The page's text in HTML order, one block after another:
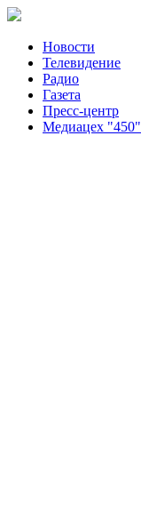
Новости
Телевидение
Радио
Газета
Пресс-центр
Медиацех "450"